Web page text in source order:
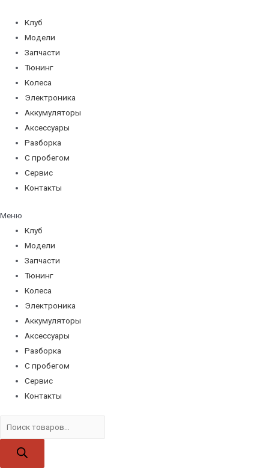
содержимому
Клуб
Модели
Запчасти
Тюнинг
Колеса
Электроника
Аккумуляторы
Аксессуары
Разборка
С пробегом
Сервис
Контакты
Меню
Клуб
Модели
Запчасти
Тюнинг
Колеса
Электроника
Аккумуляторы
Аксессуары
Разборка
С пробегом
Сервис
Контакты
товаров